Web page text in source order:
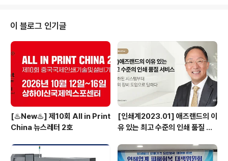
서 직접 제작한 다양한 샘플에 대한 설명 등의 순으로 진행
되었다. 김원기 대표이사는 인사말에서 “지난해 8월 국내
론칭 이후 고품질 화이트 잉크와 디지털 바니시로 차별화
된 고부가가치 인쇄를 구현할 수 있다는 점에서 많은 주목
을 받았던 Surepress L-6534VW를 직접 구매해서 여
러 가지 테스트를 진행..
이 블로그 인기글
[♨️New♨️] 제10회 All in Print
China 뉴스레터 2호
[인쇄계2023.01] 애즈랜드의 이
유 있는 최고 수준의 인쇄 품질 서
장비 도입으로 답하다 - ㈜애즈랜